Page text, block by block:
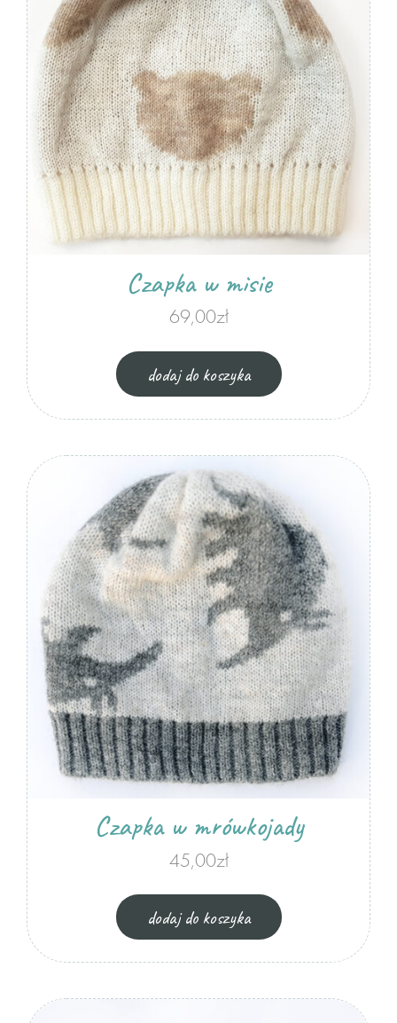
zwierzaki
zrób sam misia
Termofory
dodatki do misiów
do domu
Pufy
akcesoria
Maseczki
Breloki
Nerki
Wypełnienie
Zapakuj
wyprzedaż
Nerki
Gry i Książki
Ubranie
Czapki, butki
Pozostałe
Czapka w misie
69,00zł
dodaj do koszyka
Czapka w mrówkojady
45,00zł
dodaj do koszyka